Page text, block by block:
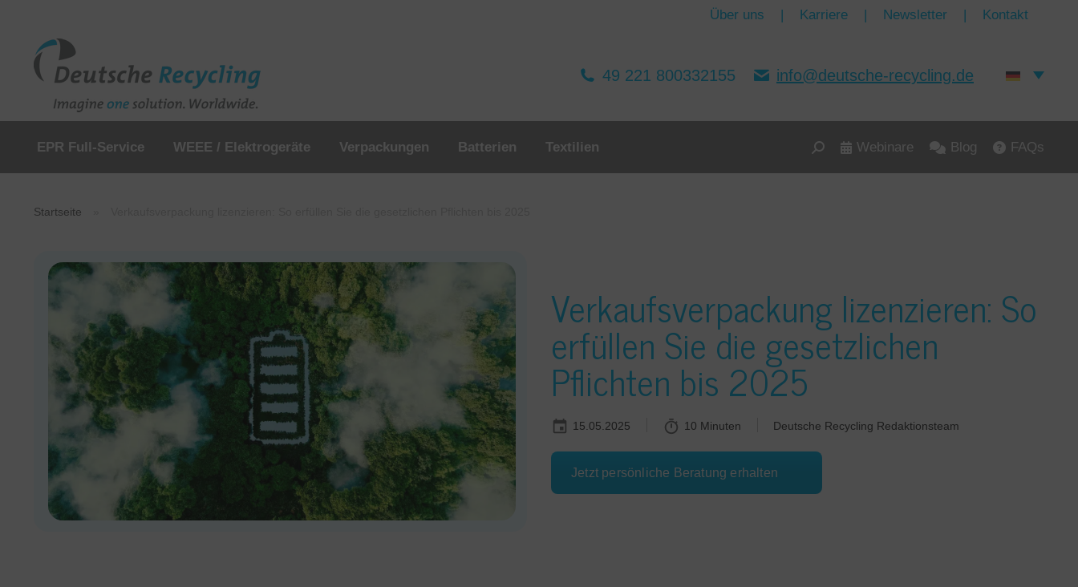
Über uns | Karriere | Newsletter | Kontakt
49 221 800332155 info@deutsche-recycling.de
EPR Full-Service WEEE / Elektrogeräte Verpackungen Batterien Textilien Search: Webinare Blog FAQs
Startseite
Verkaufsverpackung lizenzieren: So
erfüllen Sie die gesetzlichen
Pflichten bis 2025
15.05.2025 10 Minuten Deutsche Recycling Redaktionsteam
Jetzt persönliche Beratung erhalten